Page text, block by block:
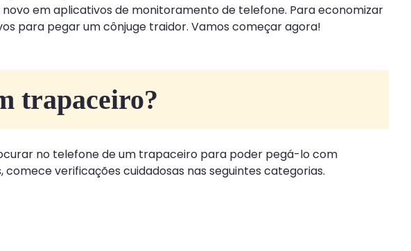
em aplicativos de monitoramento de telefone. Para economizar
para pegar um cônjuge traidor. Vamos começar agora!
trapaceiro?
no telefone de um trapaceiro para poder pegá-lo com
verificações cuidadosas nas seguintes categorias.